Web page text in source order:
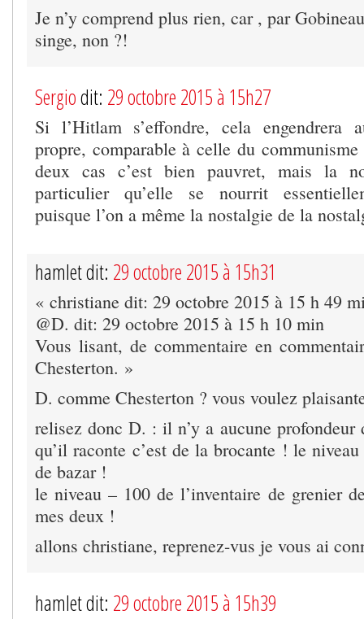
Je n’y comprend plus rien, car , par
singe, non ?!
Sergiodit: 29 octobre 2015 à 15h27
Si l’Hitlam s’effondre, cela engendrera
propre, comparable à celle du
deux cas c’est bien pauvret, mais la
particulier qu’elle se nourrit
puisque l’on a même la nostalgie de la
hamlet dit: 29 octobre 2015 à 15h31
« christiane dit: 29 octobre 2015 à 15 h 49
@D. dit: 29 octobre 2015 à 15 h 10 min
Vous lisant, de commentaire en
Chesterton. »
D. comme Chesterton ? vous voulez
relisez donc D. : il n’y a aucune profondeur
qu’il raconte c’est de la brocante ! le
de bazar !
le niveau – 100 de l’inventaire de grenier
mes deux !
allons christiane, reprenez-vus je vous ai
hamlet dit: 29 octobre 2015 à 15h39